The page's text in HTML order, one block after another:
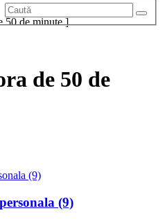
50 de minute ]
de 50 de
(9)